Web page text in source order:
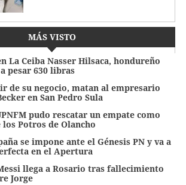
MÁS VISTO
La Ceiba Nasser Hilsaca, hondureño
pesar 630 libras
de su negocio, matan al empresario
en San Pedro Sula
pudo rescatar un empate como
Potros de Olancho
se impone ante el Génesis PN y va a
en el Apertura
llega a Rosario tras fallecimiento
Jorge